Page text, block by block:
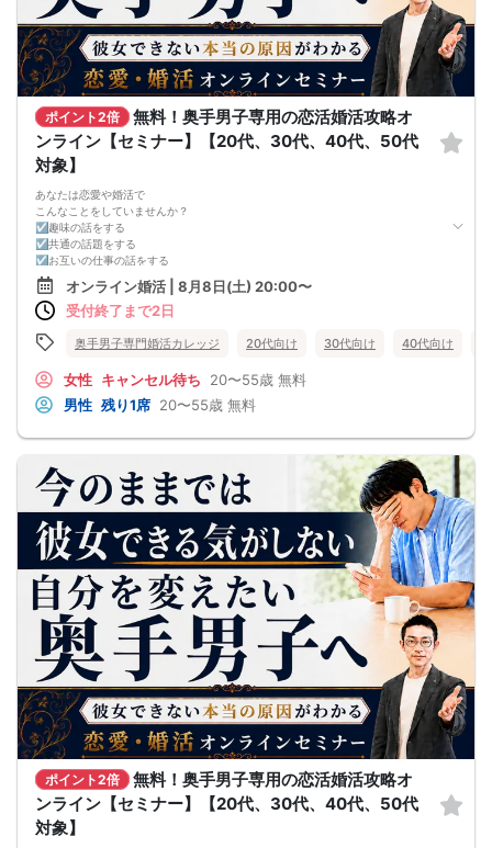
・セミナー中はカメラをオン（お顔を出して）での受講をお願いします。
（屋外、車内からのご参加や、途中入室、退出はご遠慮下さい。）
【キャンセル規定】
セミナー準備の都合上、当日無断キャンセルの場合は、3,000円のキャンセル料を
お支払いいただきます。
ポイント2倍
無料！奥手男子専用の恋活婚活攻略オ
ンライン【セミナー】【20代、30代、40代、50代
対象】
あなたは恋愛や婚活で
こんなことをしていませんか？
☑趣味の話をする
☑共通の話題をする
☑お互いの仕事の話をする
☑家族や将来について話をする
☑食事の話をする
☑好印象に思ってもらうために
☑経験を積むために出会いの数を増やす
奥手男子に合わない方法です。
なぜなら、趣味や共通の話題などをしても
それだけでは、女性は好きにはなってくれない。
次につなげようとすればするほど、
気づかないうちに「女性の信頼」を失ってしまう。
さらに、出会いの数を増やしても
気になる女性を目の前にすると、
「好印象に思われたい。嫌われたくない。」
という気持ちが強くなり、
どうしても当たり障りない会話してしまう。
その結果、彼女できるチャンスを
逃している奥手男子がめっちゃ多いからです。
でも、安心してください！
今年こそは彼女できて
一緒に美味しいものを食べに行ったり、
映画に行ったり、旅行に行けるように、
「奥手男子専用の恋愛婚活攻略」
を用意しています！
ぜひこの先を読み進めてみてください👇
※講師の急用以外はたとえ参加人数が1人でも
その人のために必ず実施します
※はじめてセミナーに参加する方も
ビデオオフでも参加OKにしているので
安心してください
オンライン婚活 | 8月8日(土) 20:00〜
受付終了まで2日
奥手男子専門婚活カレッジ 20代向け 30代向け 40代向け
女性 キャンセル待ち 20〜55歳 無料
男性 残り1席 20〜55歳 無料
ポイント2倍
無料！奥手男子専用の恋活婚活攻略オ
ンライン【セミナー】【20代、30代、40代、50代
対象】